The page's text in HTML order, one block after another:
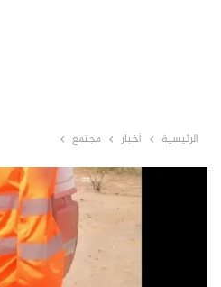
الرئيسية أخبار مجتمع